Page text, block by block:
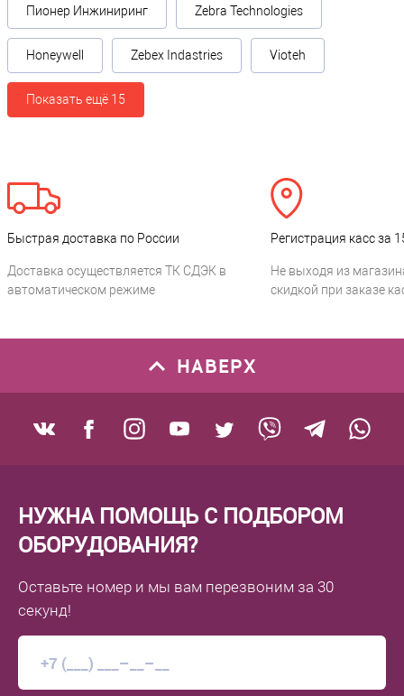
Пионер Инжиниринг Zebra Technologies
Honeywell Zebex Indastries Vioteh
Показать ещё 15
Быстрая доставка по России
Доставка осуществляется ТК СДЭК в
автоматическом режиме
Регистрация касс за
Не выходя из
скидкой при заказе
НАВЕРХ
НУЖНА ПОМОЩЬ С ПОДБОРОМ
ОБОРУДОВАНИЯ?
Оставьте номер и мы вам перезвоним за 30
секунд!